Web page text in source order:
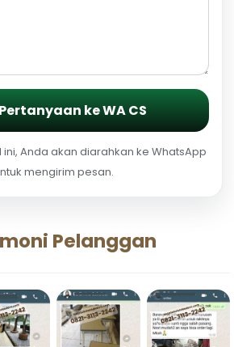
ke WA CS
Anda akan diarahkan ke WhatsApp
mengirim pesan.
Pelanggan